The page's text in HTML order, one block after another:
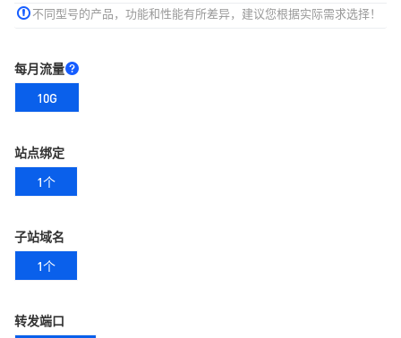
不同型号的产品，功能和性能有所差异，建议您根据实际需求选择！
每月流量
10G
站点绑定
1个
子站域名
1个
转发端口